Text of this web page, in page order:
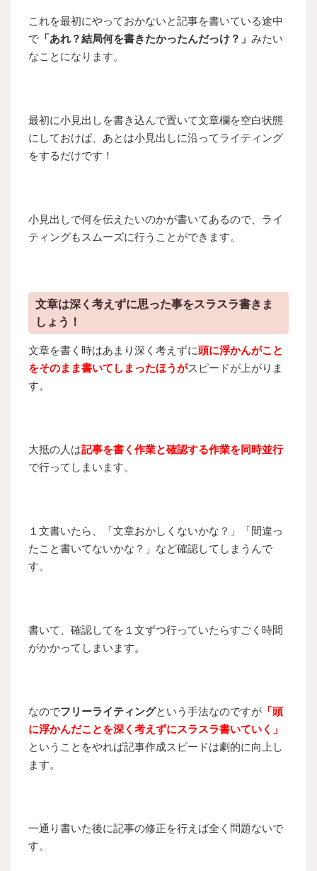
これを最初にやっておかないと記事を書いている途中
で 「あれ？結局何を書きたかったんだっけ？」 みたい
なことになります。
最初に小見出しを書き込んで置いて文章欄を空白状態
にしておけば、あとは小見出しに沿ってライティング
をするだけです！
小見出しで何を伝えたいのかが書いてあるので、ライ
ティングもスムーズに行うことができます。
文章は深く考えずに思った事をスラスラ書きま
しょう！
文章を書く時はあまり深く考えずに頭に浮かんがこと
をそのまま書いてしまったほうがスピードが上がりま
す。
大抵の人は記事を書く作業と確認する作業を同時並行
で行ってしまいます。
１文書いたら、「文章おかしくないかな？」「間違っ
たこと書いてないかな？」など確認してしまうんで
す。
書いて、確認してを１文ずつ行っていたらすごく時間
がかかってしまいます。
なのでフリーライティングという手法なのですが 「頭
に浮かんだことを深く考えずにスラスラ書いていく」
ということをやれば記事作成スピードは劇的に向上し
ます。
一通り書いた後に記事の修正を行えば全く問題ないで
す。